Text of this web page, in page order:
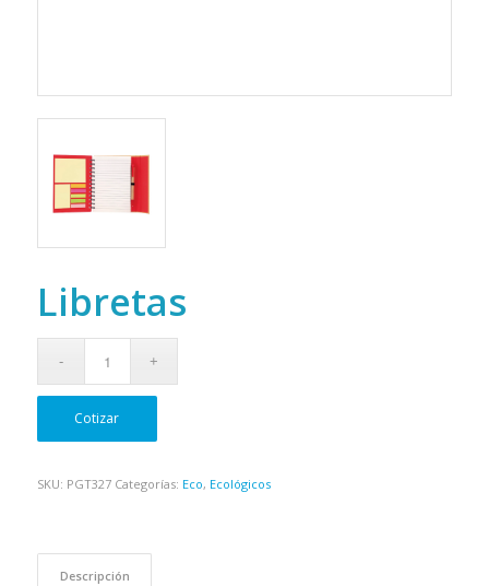
Libretas
Cotizar
SKU: PGT327 Categorías: Eco, Ecológicos
Descripción